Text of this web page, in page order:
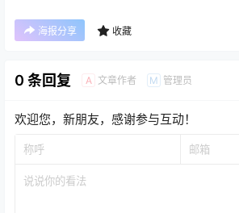
海报分享 收藏
0 条回复 A 文章作者 M 管理员
欢迎您，新朋友，感谢参与互动！